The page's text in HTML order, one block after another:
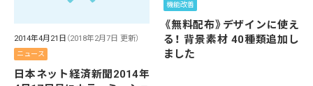
2014年4月21日 （2018年2月7日 更新）
ニュース
日本ネット経済新聞2014年
機能改善
《無料配布》デザインに使え
る！ 背景素材 40種類追加し
ました